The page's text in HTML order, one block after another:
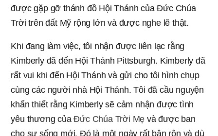
được gặp gỡ thánh đồ Hội Thánh của Đức Chúa
Trời trên đất Mỹ rộng lớn và được nghe lẽ thật.
Khi đang làm việc, tôi nhận được liên lạc rằng
Kimberly đã đến Hội Thánh Pittsburgh. Kimberly đã
rất vui khi đến Hội Thánh và gửi cho tôi hình chụp
cùng các người nhà Hội Thánh. Tôi đã cầu nguyện
khẩn thiết rằng Kimberly sẽ cảm nhận được tình
yêu thương củaĐức Chúa Trời Mẹ và được ban
cho sự sống mới. Đó là một ngày rất bận rộn và dù